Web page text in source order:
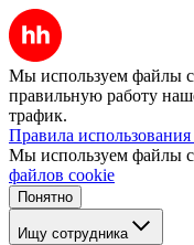
Мы используем файлы
правильную работу
трафик.
Правила
Мы используем файлы
файлов cookie
Понятно
Ищу сотрудника